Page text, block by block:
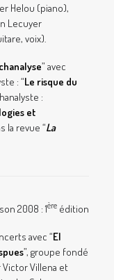
Helou (piano),
Lecuyer
voix).
” avec
: “Le risque du
:
et
la revue “La
2008 : 1ère édition
avec “El
”, groupe fondé
Victor Villena et